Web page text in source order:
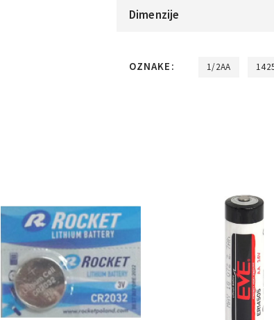
Dimenzije
OZNAKE: 1/2AA